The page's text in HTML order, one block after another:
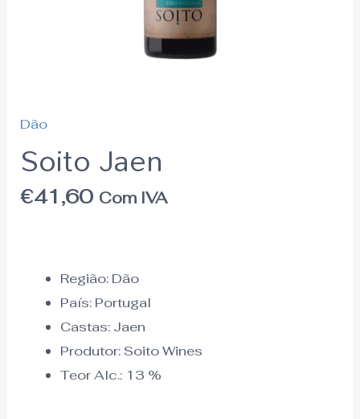
Dão
Soito Jaen
€41,60 Com IVA
Região: Dão
País: Portugal
Castas: Jaen
Produtor: Soito Wines
Teor Alc.:13 %